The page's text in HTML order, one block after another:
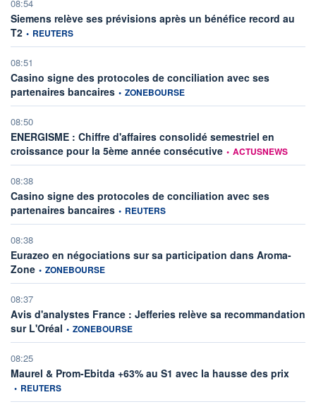
08:54
Siemens relève ses prévisions après un bénéfice record au
T2information fournie par
• REUTERS
08:51
Casino signe des protocoles de conciliation avec ses
partenaires bancaires information fournie par
• ZONEBOURSE
08:50
ENERGISME : Chiffre d'affaires consolidé semestriel en
croissance pour la 5ème année consécutive information fournie par
• ACTUSNEWS
08:38
Casino signe des protocoles de conciliation avec ses
partenaires bancaires information fournie par
• REUTERS
08:38
Eurazeo en négociations sur sa participation dans Aroma-
Zone information fournie par
• ZONEBOURSE
08:37
Avis d'analystes France : Jefferies relève sa recommandation
sur L'Oréal information fournie par
• ZONEBOURSE
08:25
Maurel & Prom-Ebitda +63% au S1 avec la hausse des prix
• REUTERS